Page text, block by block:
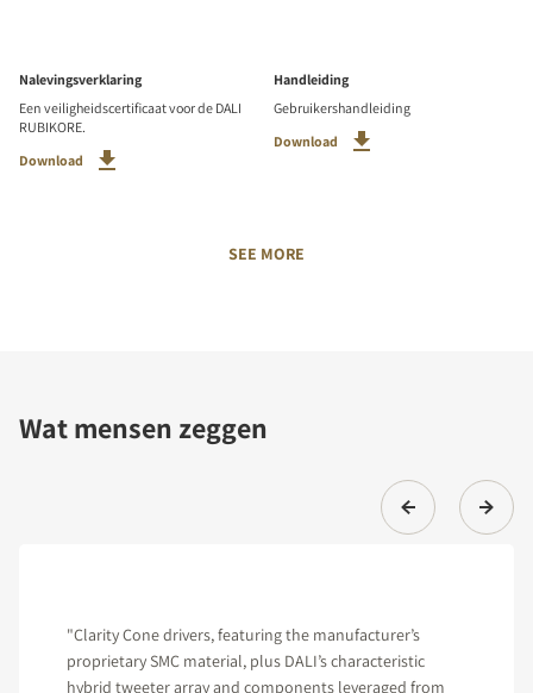
Nalevingsverklaring
Een veiligheidscertificaat voor de DALI
RUBIKORE.
Download
Handleiding
Gebruikershandleiding
Download
SEE MORE
Wat mensen zeggen
"Clarity Cone drivers, featuring the manufacturer’s
proprietary SMC material, plus DALI’s characteristic
hybrid tweeter array and components leveraged from